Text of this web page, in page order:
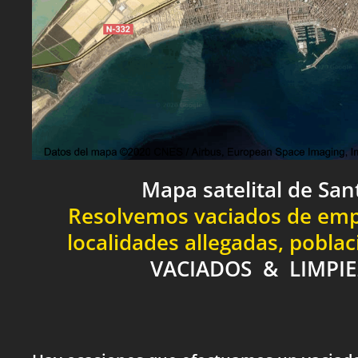
Mapa satelital de
Resolvemos vaciados de
localidades allegadas,
VACIADOS &